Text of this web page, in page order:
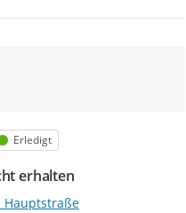
Status
Erledigt
erhalten
Hauptstraße